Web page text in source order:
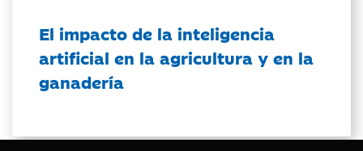
El impacto de la inteligencia
artificial en la agricultura y en la
ganadería